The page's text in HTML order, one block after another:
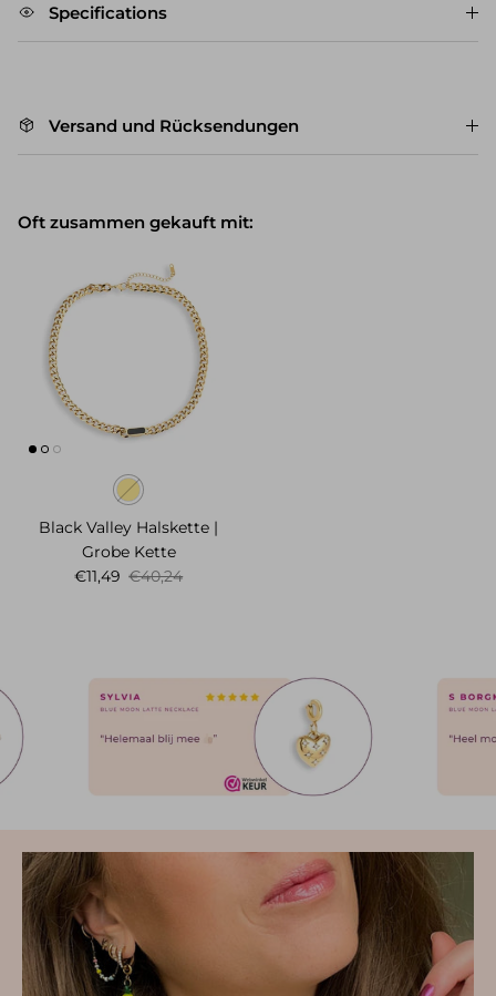
Specifications
Versand und Rücksendungen
Oft zusammen gekauft mit:
Black Valley Halskette |
Grobe Kette
Verkaufspreis
€11,49 Normaler Preis
€40,24